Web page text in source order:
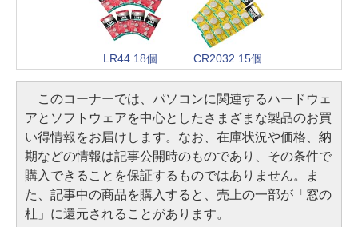
LR44 18個 CR2032 15個
このコーナーでは、パソコンに関連するハードウェ
アとソフトウェアを中心としたさまざまな製品のお買
い得情報をお届けします。なお、在庫状況や価格、納
期などの情報は記事公開時のものであり、その条件で
購入できることを保証するものではありません。ま
た、記事中の商品を購入すると、売上の一部が「窓の
杜」に還元されることがあります。